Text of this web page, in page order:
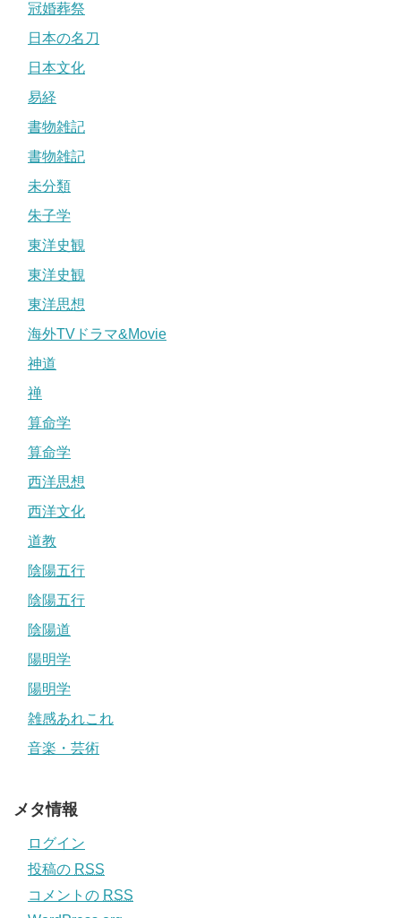
冠婚葬祭
日本の名刀
日本文化
易経
書物雑記
書物雑記
未分類
朱子学
東洋史観
東洋史観
東洋思想
海外TVドラマ&Movie
神道
禅
算命学
算命学
西洋思想
西洋文化
道教
陰陽五行
陰陽五行
陰陽道
陽明学
陽明学
雑感あれこれ
音楽・芸術
メタ情報
ログイン
投稿の RSS
コメントの RSS